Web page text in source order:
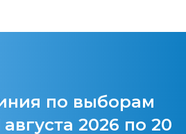
по выборам
2026 по 20